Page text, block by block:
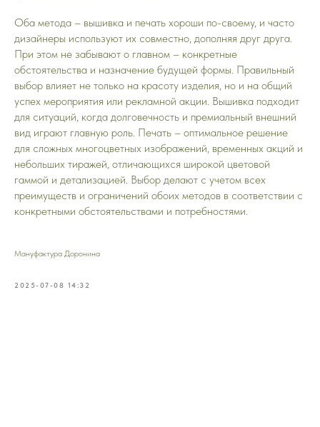
Оба метода – вышивка и печать хороши по-своему, и часто
дизайнеры используют их совместно, дополняя друг друга.
При этом не забывают о главном – конкретные
обстоятельства и назначение будущей формы. Правильный
выбор влияет не только на красоту изделия, но и на общий
успех мероприятия или рекламной акции. Вышивка подходит
для ситуаций, когда долговечность и премиальный внешний
вид играют главную роль. Печать – оптимальное решение
для сложных многоцветных изображений, временных акций и
небольших тиражей, отличающихся широкой цветовой
гаммой и детализацией. Выбор делают с учетом всех
преимуществ и ограничений обоих методов в соответствии с
конкретными обстоятельствами и потребностями.
Мануфактура Доронина
2025-07-08 14:32